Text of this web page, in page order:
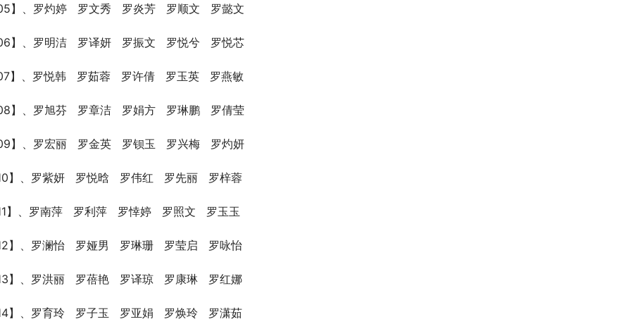
05】、罗灼婷   罗文秀   罗炎芳   罗顺文   罗懿文
06】、罗明洁   罗译妍   罗振文   罗悦兮   罗悦芯
07】、罗悦韩   罗茹蓉   罗许倩   罗玉英   罗燕敏
08】、罗旭芬   罗章洁   罗娟方   罗琳鹏   罗倩莹
09】、罗宏丽   罗金英   罗钡玉   罗兴梅   罗灼妍
10】、罗紫妍   罗悦晗   罗伟红   罗先丽   罗梓蓉
】、罗南萍   罗利萍   罗悻婷   罗照文   罗玉玉
12】、罗澜怡   罗娅男   罗琳珊   罗莹启   罗咏怡
13】、罗洪丽   罗蓓艳   罗译琼   罗康琳   罗红娜
14】、罗育玲   罗子玉   罗亚娟   罗焕玲   罗潇茹